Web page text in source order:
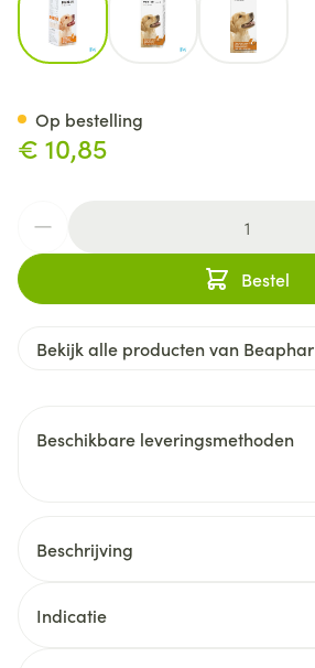
€ 10,85
Bestel
Op bestelling
Bekijk alle producten van Beaphar
Beschikbare leveringsmethoden
Beschrijving
Indicatie